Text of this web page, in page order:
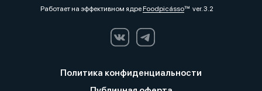
Работает на эффективном ядреFoodpicássover. 3.2
Политика конфиденциальности